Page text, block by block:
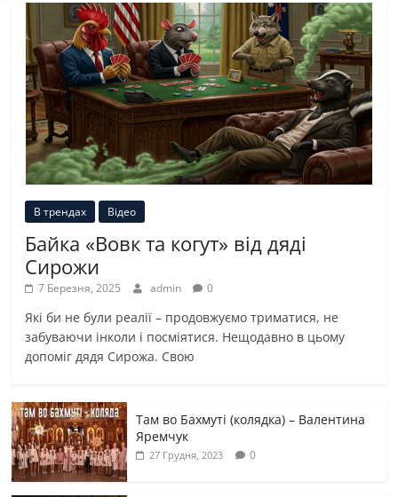
В трендах Відео
Байка «Вовк та когут» від дяді
Сирожи
7 Березня, 2025 admin 0
Які би не були реалії – продовжуємо триматися, не
забуваючи інколи і посміятися. Нещодавно в цьому
допоміг дядя Сирожа. Свою
Там во Бахмуті (колядка) – Валентина
Яремчук
27 Грудня, 2023 0